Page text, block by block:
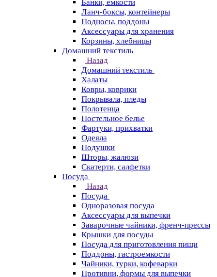
Банки, емкости
Ланч-боксы, контейнеры
Подносы, поддоны
Аксессуары для хранения
Корзины, хлебницы
Домашний текстиль
Назад
Домашний текстиль
Халаты
Ковры, коврики
Покрывала, пледы
Полотенца
Постельное белье
Фартуки, прихватки
Одеяла
Подушки
Шторы, жалюзи
Скатерти, салфетки
Посуда
Назад
Посуда
Одноразовая посуда
Аксессуары для выпечки
Заварочные чайники, френч-прессы
Крышки для посуды
Посуда для приготовления пищи
Поддоны, гастроемкости
Чайники, турки, кофеварки
Противни, формы для выпечки